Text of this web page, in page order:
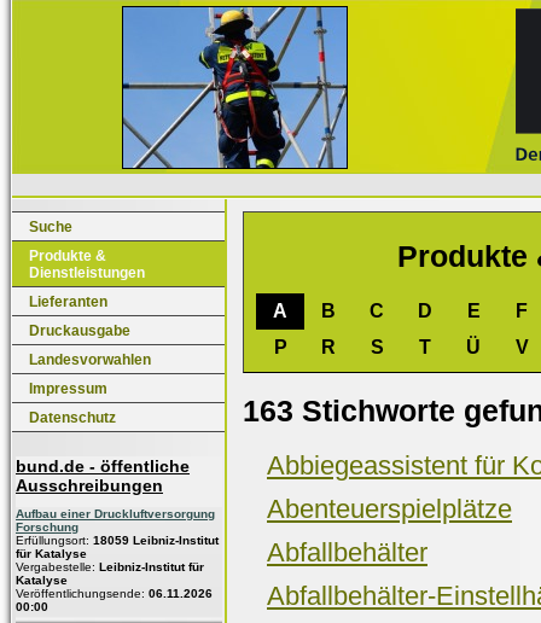
Suche
Produkte &
Dienstleistungen
Lieferanten
Druckausgabe
Landesvorwahlen
Impressum
Datenschutz
bund.de - öffentliche
Ausschreibungen
Aufbau einer Druckluftversorgung
Forschung
Erfüllungsort: 18059 Leibniz-Institut
für Katalyse
Vergabestelle: Leibniz-Institut für
Katalyse
Veröffentlichungsende: 06.11.2026
00:00
Produkte
A B C D E
F
P
R S T Ü V
163 Stichworte
Abbiegeassistent für
Abenteuerspielplätze
Abfallbehälter
Abfallbehälter-